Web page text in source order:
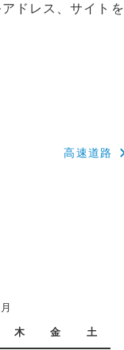
ドレス、サイトを
高速道路
木 金 土